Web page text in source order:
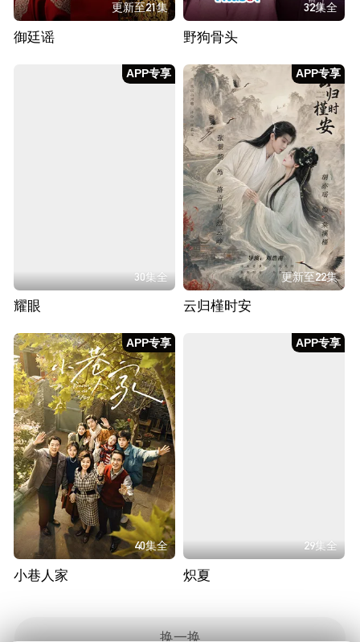
更新至21集
御廷谣
32集全
野狗骨头
APP专享
30集全
耀眼
APP专享
更新至22集
云归槿时安
APP专享
40集全
小巷人家
APP专享
29集全
炽夏
换一换